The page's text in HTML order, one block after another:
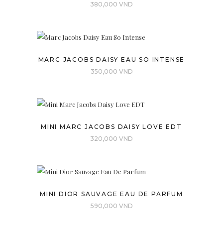
380,000 VND
MARC JACOBS DAISY EAU SO INTENSE
350,000 VND
MINI MARC JACOBS DAISY LOVE EDT
320,000 VND
MINI DIOR SAUVAGE EAU DE PARFUM
590,000 VND